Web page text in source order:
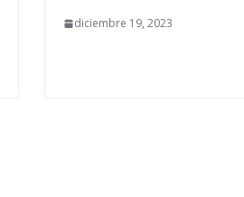
diciembre 19, 2023